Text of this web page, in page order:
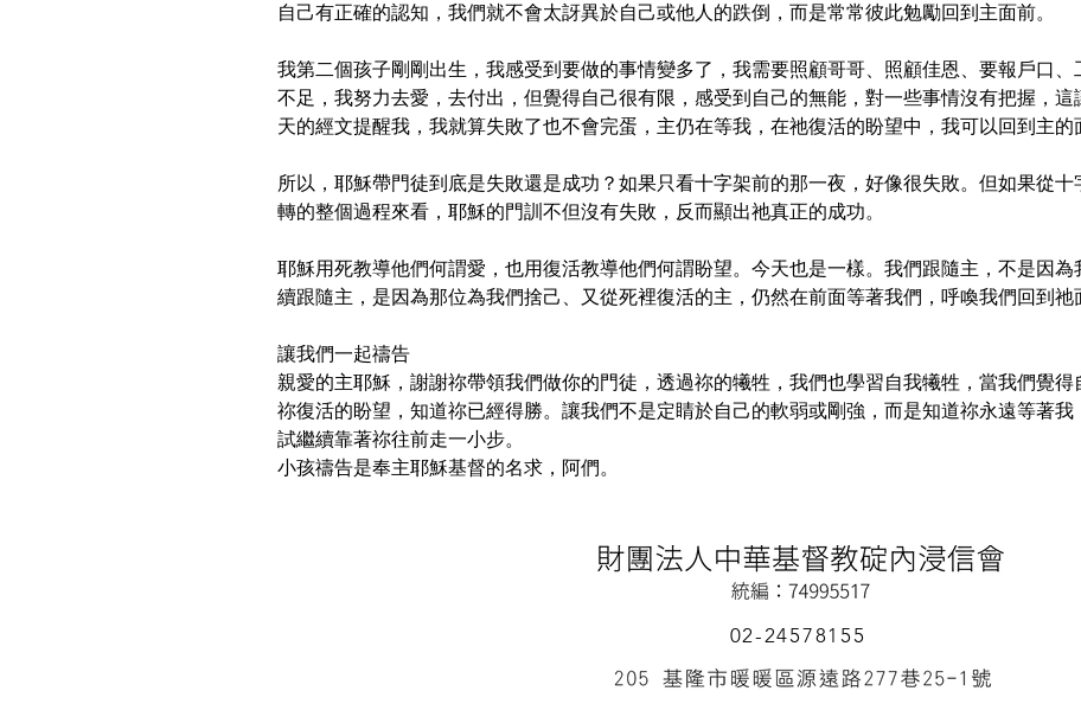
自己有正確的認知，我們就不會太訝異於自己或他人的跌倒，而是常常彼此勉勵回到主面前。
我第二個孩子剛剛出生，我感受到要做的事情變多了，我需要照顧哥哥、照顧佳恩、要報戶口
不足，我努力去愛，去付出，但覺得自己很有限，感受到自己的無能，對一些事情沒有把握，
天的經文提醒我，我就算失敗了也不會完蛋，主仍在等我，在祂復活的盼望中，我可以回到主的
所以，耶穌帶門徒到底是失敗還是成功？如果只看十字架前的那一夜，好像很失敗。但如果從
轉的整個過程來看，耶穌的門訓不但沒有失敗，反而顯出祂真正的成功。
耶穌用死教導他們何謂愛，也用復活教導他們何謂盼望。今天也是一樣。我們跟隨主，不是因
續跟隨主，是因為那位為我們捨己、又從死裡復活的主，仍然在前面等著我們，呼喚我們回到祂
讓我們一起禱告
親愛的主耶穌，謝謝祢帶領我們做你的門徒，透過祢的犧牲，我們也學習自我犧牲，當我們覺
祢復活的盼望，知道祢已經得勝。讓我們不是定睛於自己的軟弱或剛強，而是知道祢永遠等著
試繼續靠著祢往前走一小步。
小孩禱告是奉主耶穌基督的名求，阿們。
02-24578155